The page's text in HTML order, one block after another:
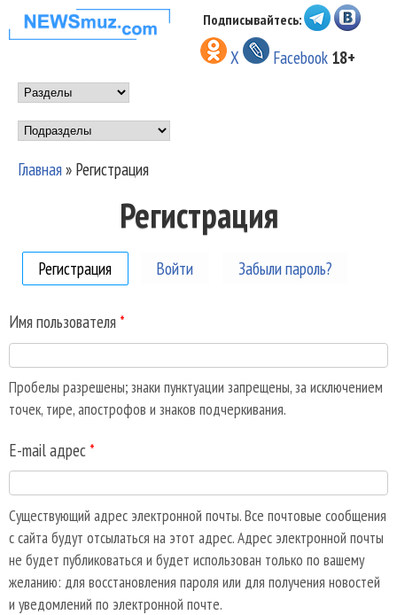
Перейти к основному
содержанию
НОВОСТИ
МУЗЫКИ И
ШОУ БИЗНЕСА
NEWSMUZ.COM
Подписывайтесь:
X Facebook 18+
Main menu
Подразделы
Главная» Регистрация
Регистрация
Регистрация (активная вкладка)
Войти Забыли пароль?
Имя пользователя *
Пробелы разрешены; знаки пунктуации запрещены, за исключением
точек, тире, апострофов и знаков подчеркивания.
E-mail адрес *
Существующий адрес электронной почты. Все почтовые сообщения
с сайта будут отсылаться на этот адрес. Адрес электронной почты
не будет публиковаться и будет использован только по вашему
желанию: для восстановления пароля или для получения новостей
и уведомлений по электронной почте.